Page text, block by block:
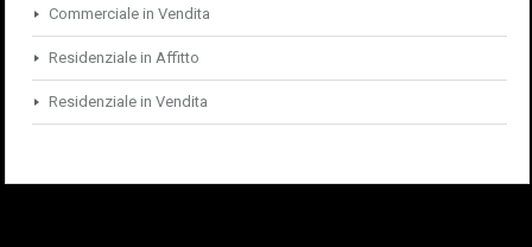
Commerciale in Vendita
Residenziale in Affitto
Residenziale in Vendita